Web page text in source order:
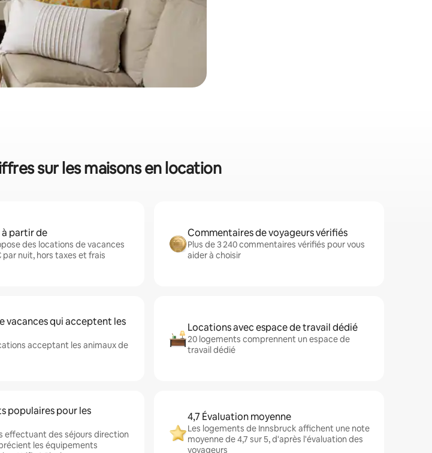
sur les maisons en location
à partir de
des locations de vacances
par nuit, hors taxes et frais
Commentaires de voyageurs vérifiés
Plus de 3 240 commentaires vérifiés pour vous
aider à choisir
vacances qui acceptent les
acceptant les animaux de
Locations avec espace de travail dédié
20 logements comprennent un espace de
travail dédié
populaires pour les
effectuant des séjours direction
les équipements
4,7 Évaluation moyenne
Les logements de Innsbruck affichent une note
moyenne de 4,7 sur 5, d'après l'évaluation des
voyageurs